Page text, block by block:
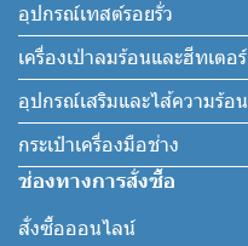
อุปกรณ์เทสต์รอยรั่ว
เครื่องเป่าลมร้อนและฮีทเตอร์
อุปกรณ์เสริมและไส้ความร้อน
กระเป๋าเครื่องมือช่าง
ช่องทางการสั่งซื้อ
สั่งซื้อออนไลน์